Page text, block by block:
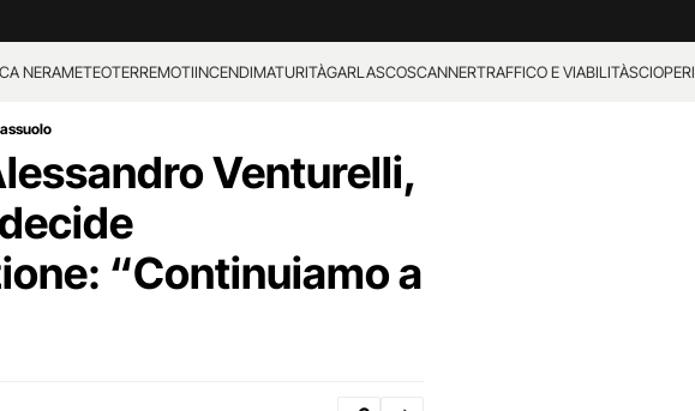
NERAMETEOTERREMOTIINCENDIMATURITÀGARLASCOSCANNERTRAFFICO E VIABILITÀSCIOPERI
SUPERENALOTTO
Venturelli,
“Continuiamo a